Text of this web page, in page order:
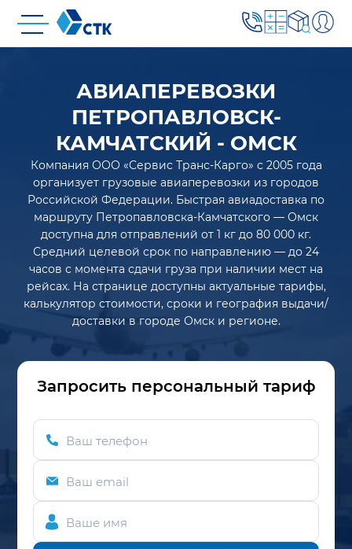
АВИАПЕРЕВОЗКИ
ПЕТРОПАВЛОВСК-
КАМЧАТСКИЙ - ОМСК
Компания ООО «Сервис Транс-Карго» с 2005 года
организует грузовые авиаперевозки из городов
Российской Федерации. Быстрая авиадоставка по
маршруту Петропавловска-Камчатского — Омск
доступна для отправлений от 1 кг до 80 000 кг.
Средний целевой срок по направлению — до 24
часов с момента сдачи груза при наличии мест на
рейсах. На странице доступны актуальные тарифы,
калькулятор стоимости, сроки и география выдачи/
доставки в городе Омск и регионе.
Запросить персональный тариф
Ваш телефон
Ваш email
Ваше имя